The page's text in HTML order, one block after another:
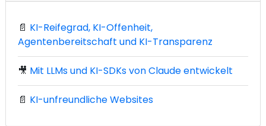
📄 KI-Reifegrad, KI-Offenheit,
Agentenbereitschaft und KI-Transparenz
🎥 Mit LLMs und KI-SDKs von Claude entwickelt
📄 KI-unfreundliche Websites